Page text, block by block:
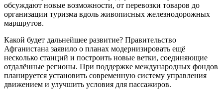
обсуждают новые возможности, от перевозки товаров до
организации туризма вдоль живописных железнодорожных
маршрутов.
Какой будет дальнейшее развитие? Правительство
Афганистана заявило о планах модернизировать ещё
несколько станций и построить новые ветки, соединяющие
отдалённые регионы. При поддержке международных фондов
планируется установить современную систему управления
движением и улучшить условия для пассажиров.